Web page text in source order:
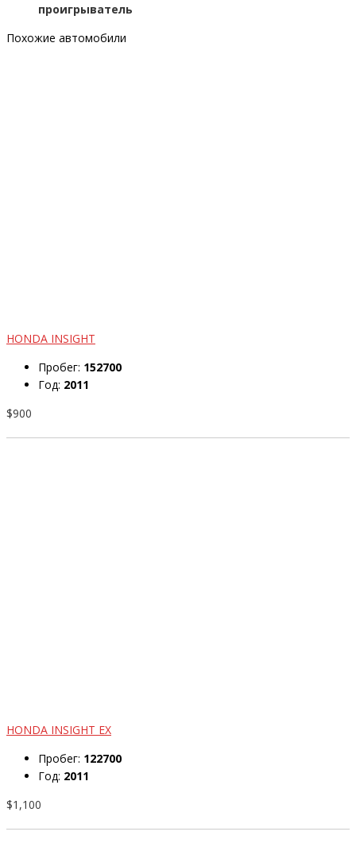
проигрыватель
Похожие автомобили
HONDA INSIGHT
Пробег: 152700
Год: 2011
$900
HONDA INSIGHT EX
Пробег: 122700
Год: 2011
$1,100